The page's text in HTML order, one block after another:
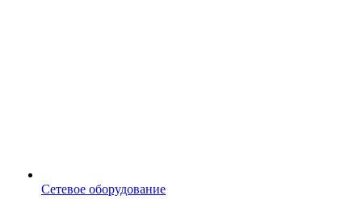
Сетевое оборудование